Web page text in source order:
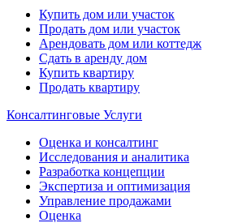
Купить дом или участок
Продать дом или участок
Арендовать дом или коттедж
Сдать в аренду дом
Купить квартиру
Продать квартиру
Консалтинговые Услуги
Оценка и консалтинг
Исследования и аналитика
Разработка концепции
Экспертиза и оптимизация
Управление продажами
Оценка